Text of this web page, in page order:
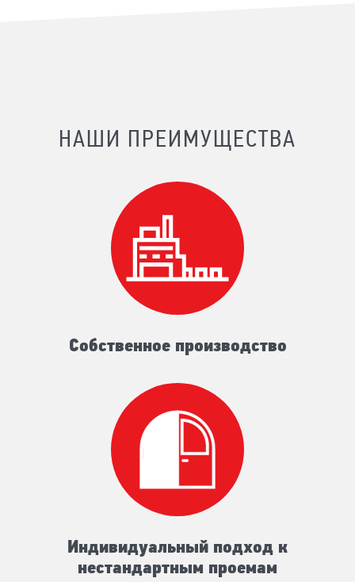
НАШИ ПРЕИМУЩЕСТВА
Собственное производство
Индивидуальный подход к
нестандартным проемам